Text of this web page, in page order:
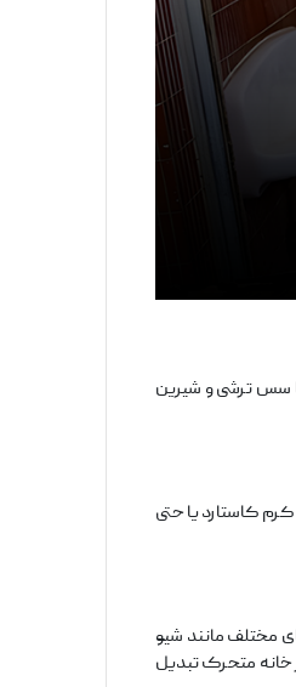
سس ترشی و شیرین
کاستارد یا حتی
مختلف مانند شیو
متحرک تبدیل